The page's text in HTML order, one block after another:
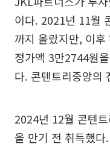
이다. 2021년 11월
까지 올랐지만, 이
정가액 3만2744원
다. 콘텐트리중앙의
2024년 12월 콘텐
을 만기 전 취득했